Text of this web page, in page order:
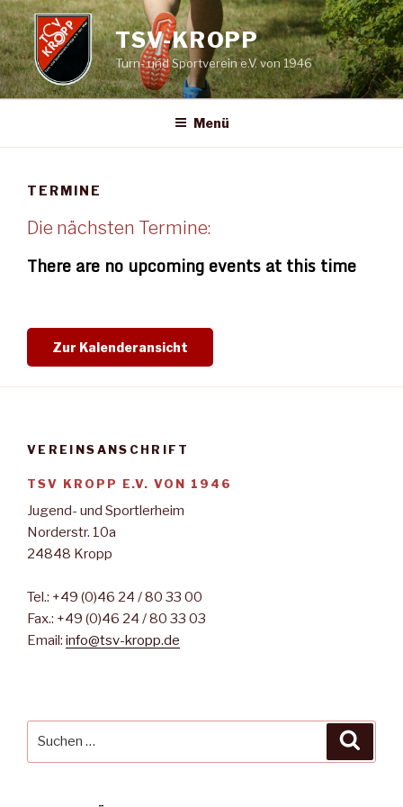
Zum
Inhalt
springen
TSV-KROPP
Turn- und Sportverein e.V. von 1946
Menü
TERMINE
Die nächsten Termine:
There are no upcoming events at this time
Zur Kalenderansicht
VEREINSANSCHRIFT
TSV KROPP E.V. VON 1946
Jugend- und Sportlerheim
Norderstr. 10a
24848 Kropp
Tel.: +49 (0)46 24 / 80 33 00
Fax.: +49 (0)46 24 / 80 33 03
Email: info@tsv-kropp.de